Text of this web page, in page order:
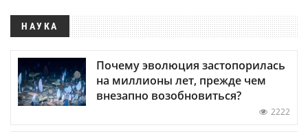
НАУКА
Почему эволюция застопорилась
на миллионы лет, прежде чем
внезапно возобновиться?
2222